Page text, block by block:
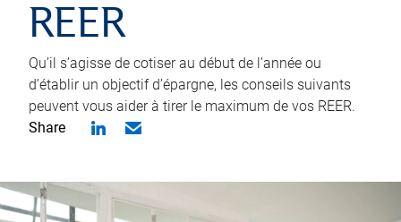
REER
Qu’il s’agisse de cotiser au début de l’année ou
d’établir un objectif d’épargne, les conseils suivants
peuvent vous aider à tirer le maximum de vos REER.
Share